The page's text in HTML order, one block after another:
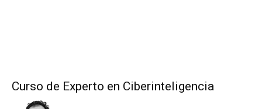
Curso de Experto en Ciberinteligencia